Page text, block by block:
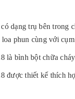
trụ bên trong
phun cùng với
bột chữa cháy
thiết kế thích hợp